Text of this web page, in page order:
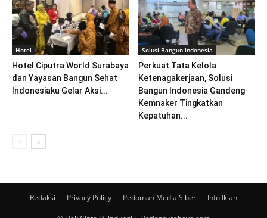
Hotel
Hotel Ciputra World Surabaya
dan Yayasan Bangun Sehat
Indonesiaku Gelar Aksi...
Solusi Bangun Indonesia
Perkuat Tata Kelola
Ketenagakerjaan, Solusi
Bangun Indonesia Gandeng
Kemnaker Tingkatkan
Kepatuhan...
Redaksi Privacy Policy Pedoman Media Siber Info Iklan